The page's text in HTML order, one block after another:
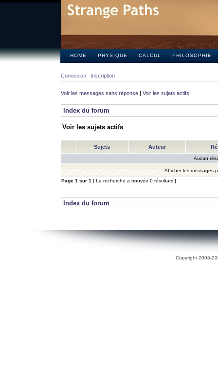
HOME PHYSIQUE CALCUL PHILOSOPHIE
Connexion Inscription
Voir les messages sans réponse | Voir les sujets actifs
Index du forum
Voir les sujets actifs
Sujets Auteur
Aucun
Afficher les messages
Page 1 sur 1 [ La recherche a trouvée 0 résultats ]
Index du forum
Copyright 2006-